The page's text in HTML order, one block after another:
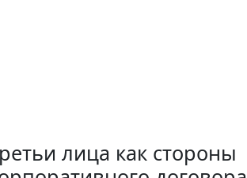
лица как стороны